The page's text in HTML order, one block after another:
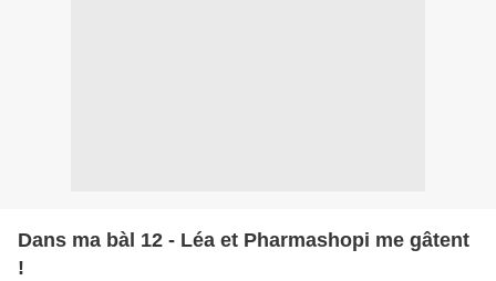
Dans ma bàl 12 - Léa et Pharmashopi me gâtent
!